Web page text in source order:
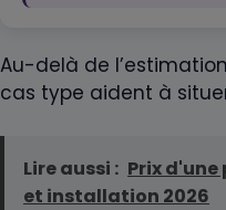
Au-delà de
cas type aident à
Lire aussi : Prix
et installation 2026